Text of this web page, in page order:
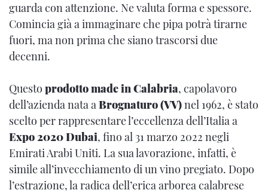
guarda con attenzione. Ne valuta forma e spessore.
Comincia già a immaginare che pipa potrà tirarne
fuori, ma non prima che siano trascorsi due
decenni.
Questo prodotto made in Calabria, capolavoro
dell’azienda nata aBrognaturo (VV)nel 1962, è stato
scelto per rappresentare l’eccellenza dell’Italia a
Expo 2020 Dubai, fino al 31 marzo 2022 negli
Emirati Arabi Uniti. La sua lavorazione, infatti, è
simile all’invecchiamento di un vino pregiato. Dopo
l’estrazione, la radica dell’erica arborea calabrese